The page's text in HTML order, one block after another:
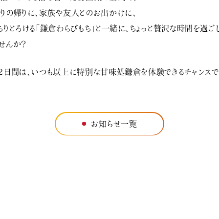
の帰りに、家族や友人とのお出かけに、
りとろける「鎌倉わらびもち」と一緒に、ちょっと贅沢な時間を過ご
んか？
日間は、いつも以上に特別な甘味処鎌倉を体験できるチャンス
お知らせ一覧